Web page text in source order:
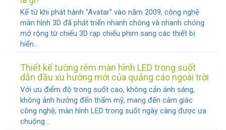
Kể từ khi phát hành "Avatar" vào năm 2009, công nghệ
màn hình 3D đã phát triển nhanh chóng và nhanh chóng
mở rộng từ chiếu 3D rạp chiếu phim sang các thiết bị
hiển...
Thiết kế tường rèm màn hình LED trong suốt
dẫn đầu xu hướng mới của quảng cáo ngoài trời
Với ưu điểm độ trong suốt cao, không cản ánh sáng,
không ảnh hưởng đến thẩm mỹ, mang đến cảm giác
công nghệ, màn hình LED trong suốt ngày càng được ưa
chuộng...